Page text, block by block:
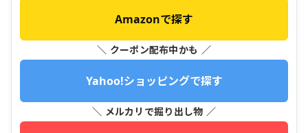
Amazonで探す
＼ クーポン配布中かも ／
Yahoo!ショッピングで探す
＼ メルカリで掘り出し物 ／